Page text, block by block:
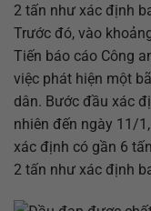
Trước đó, vào
Tiến báo cáo Công
việc phát hiện một
dân. Bước đầu xác
nhiên đến ngày 11/
xác định có gần 6
2 tấn như xác định